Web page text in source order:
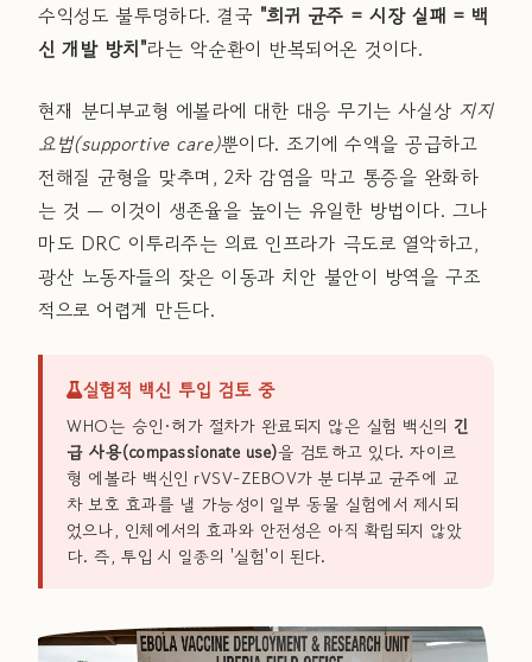
수익성도 불투명하다. 결국 "희귀 균주 = 시장 실패 = 백
신 개발 방치"라는 악순환이 반복되어온 것이다.
현재 분디부교형 에볼라에 대한 대응 무기는 사실상 지지
요법(supportive care)뿐이다. 조기에 수액을 공급하고
전해질 균형을 맞추며, 2차 감염을 막고 통증을 완화하
는 것 — 이것이 생존율을 높이는 유일한 방법이다. 그나
마도 DRC 이투리주는 의료 인프라가 극도로 열악하고,
광산 노동자들의 잦은 이동과 치안 불안이 방역을 구조
적으로 어렵게 만든다.
실험적 백신 투입 검토 중
WHO는 승인·허가 절차가 완료되지 않은 실험 백신의 긴
급 사용(compassionate use)을 검토하고 있다. 자이르
형 에볼라 백신인 rVSV-ZEBOV가 분디부교 균주에 교
차 보호 효과를 낼 가능성이 일부 동물 실험에서 제시되
었으나, 인체에서의 효과와 안전성은 아직 확립되지 않았
다. 즉, 투입 시 일종의 '실험'이 된다.